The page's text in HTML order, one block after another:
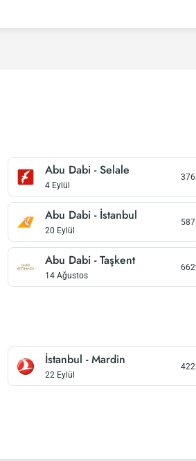
Abu Dabi - Selale
4 Eylül
Abu Dabi - İstanbul
20 Eylül
Abu Dabi - Taşkent
14 Ağustos
İstanbul - Mardin
22 Eylül